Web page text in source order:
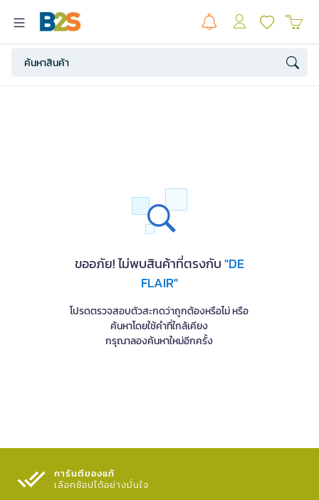
ขออภัย! ไม่พบสินค้าที่ตรงกับ"DE
FLAIR"
โปรดตรวจสอบตัวสะกดว่าถูกต้องหรือไม่ หรือ
ค้นหาโดยใช้คำที่ใกล้เคียง
กรุณาลองค้นหาใหม่อีกครั้ง
การันตีของแท้
เลือกช้อปได้อย่างมั่นใจ​